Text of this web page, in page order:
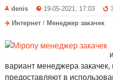
denis 19-05-2021, 17:03
Интернет / Менеджер закачек
вариант менеджера
предоставляют в